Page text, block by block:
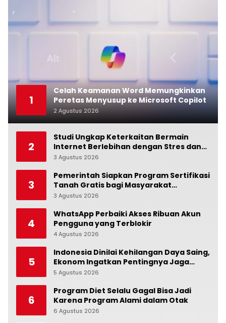
1
Celah Keamanan Word Memungkinkan
Peretas Menyusup ke Microsoft Copilot
2 Agustus 2026
2
Studi Ungkap Keterkaitan Bermain
Internet Berlebihan dengan Stres dan
Suasana Hati
3 Agustus 2026
3
Pemerintah Siapkan Program Sertifikasi
Tanah Gratis bagi Masyarakat
Berpenghasilan Rendah
3 Agustus 2026
4
WhatsApp Perbaiki Akses Ribuan Akun
Pengguna yang Terblokir
4 Agustus 2026
5
Indonesia Dinilai Kehilangan Daya Saing,
Ekonom Ingatkan Pentingnya Jaga
Independensi Bank Indonesia
5 Agustus 2026
6
Program Diet Selalu Gagal Bisa Jadi
Karena Program Alami dalam Otak
6 Agustus 2026